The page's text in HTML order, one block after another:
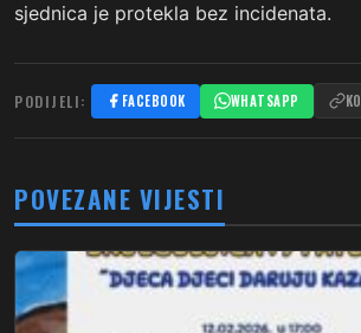
sjednica je protekla bez incidenata.
PODIJELI: FACEBOOK WHATSAPP
POVEZANE VIJESTI